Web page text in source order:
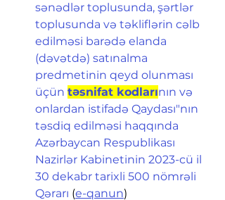
sənədlər toplusunda, şərtlər
toplusunda və təkliflərin cəlb
edilməsi barədə elanda
(dəvətdə) satınalma
predmetinin qeyd olunması
üçün təsnifat kodlarının və
onlardan istifadə Qaydası"nın
təsdiq edilməsi haqqında
Azərbaycan Respublikası
Nazirlər Kabinetinin 2023-cü il
30 dekabr tarixli 500 nömrəli
Qərarı (e-qanun)